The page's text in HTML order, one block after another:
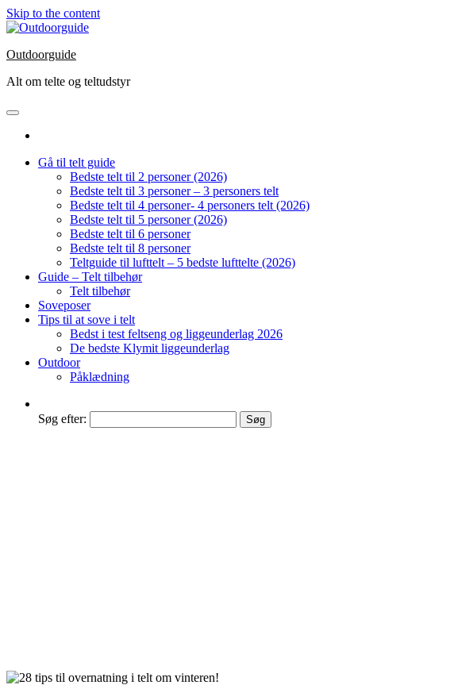
Skip to the content
Outdoorguide
Alt om telte og teltudstyr
Gå til telt guide
Bedste telt til 2 personer (2026)
Bedste telt til 3 personer – 3 personers telt
Bedste telt til 4 personer- 4 personers telt (2026)
Bedste telt til 5 personer (2026)
Bedste telt til 6 personer
Bedste telt til 8 personer
Teltguide til lufttelt – 5 bedste lufttelte (2026)
Guide – Telt tilbehør
Telt tilbehør
Soveposer
Tips til at sove i telt
Bedst i test feltseng og liggeunderlag 2026
De bedste Klymit liggeunderlag
Outdoor
Påklædning
Søg efter: